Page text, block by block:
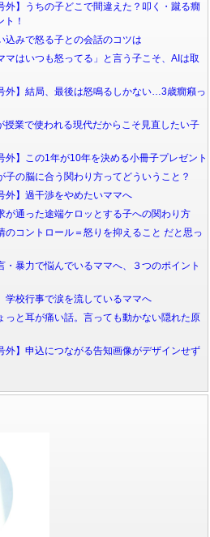
外】うちの子どこで間違えた？叩く・蹴る癇
！
込みで怒る子との会話のコツは
マはいつも怒ってる」と言う子こそ、AIは取
外】結局、最後は怒鳴るしかない…3歳癇癪っ
授業で使われる現代だからこそ見直したい子
外】この1年が10年を決める小冊子プレゼント
の脳に合う関わり方ってどういうこと？
外】過干渉をやめたいママへ
が通った途端ケロッとする子への関わり方
のコントロール＝怒りを抑えること だと思っ
暴力で悩んでいるママへ、３つのポイント
学校行事で涙を流しているママへ
っと耳が痛い話。言っても動かない隠れた原
外】申込につながる告知画像がデザインせず